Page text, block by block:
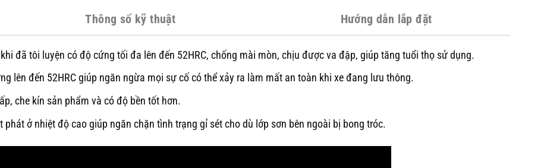
Thông số kỹ thuật Hướng dẫn lắp đặt
đã tôi luyện có độ cứng tối đa lên đến 52HRC, chống mài mòn, chịu được va đập, giúp tăng tuổi thọ sử dụng.
lên đến 52HRC giúp ngăn ngừa mọi sự cố có thể xảy ra làm mất an toàn khi xe đang lưu thông.
che kín sản phẩm và có độ bền tốt hơn.
ở nhiệt độ cao giúp ngăn chặn tình trạng gỉ sét cho dù lớp sơn bên ngoài bị bong tróc.